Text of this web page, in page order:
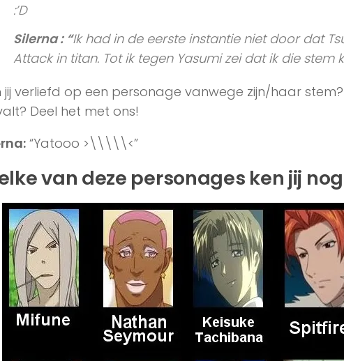
:’D
Silerna : “Ik had in de eerste instantie niet door dat
Attack in titan. Tot ik tegen Yasumi zei dat ik die stem
jij verliefd op een personage vanwege zijn/haar
Deel het met ons!
“Yatooo >\\\\\<”
van deze personages ken jij